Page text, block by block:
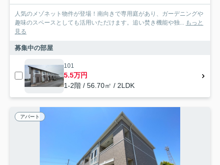
人気のメゾネット物件が登場！南向きで専用庭があり、ガーデニングや
趣味のスペースとしても活用いただけます。追い焚き機能や独...
もっと
見る
募集中の部屋
101
5.5万円
1-2階 / 56.70㎡ / 2LDK
アパート